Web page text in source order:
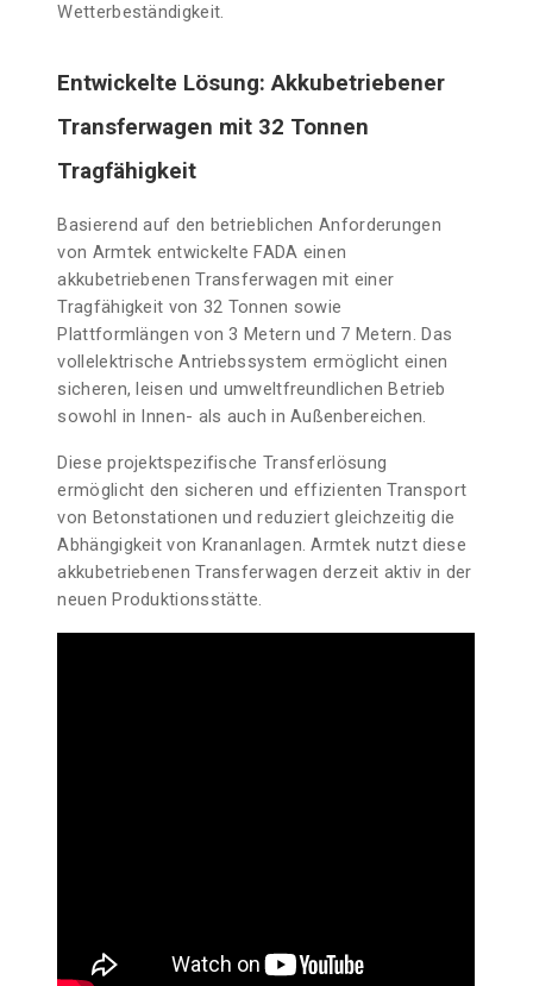
Wetterbeständigkeit.
Entwickelte Lösung: Akkubetriebener
Transferwagen mit 32 Tonnen
Tragfähigkeit
Basierend auf den betrieblichen Anforderungen
von Armtek entwickelte FADA einen
akkubetriebenen Transferwagen mit einer
Tragfähigkeit von 32 Tonnen sowie
Plattformlängen von 3 Metern und 7 Metern. Das
vollelektrische Antriebssystem ermöglicht einen
sicheren, leisen und umweltfreundlichen Betrieb
sowohl in Innen- als auch in Außenbereichen.
Diese projektspezifische Transferlösung
ermöglicht den sicheren und effizienten Transport
von Betonstationen und reduziert gleichzeitig die
Abhängigkeit von Krananlagen. Armtek nutzt diese
akkubetriebenen Transferwagen derzeit aktiv in der
neuen Produktionsstätte.